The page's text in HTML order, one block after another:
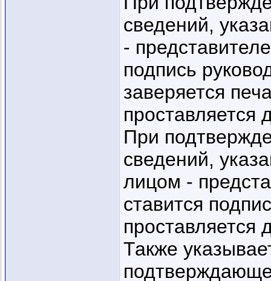
сведений,
-
подпись
заверяется
проставляется
При
сведений,
лицом -
ставится
проставляется
Также